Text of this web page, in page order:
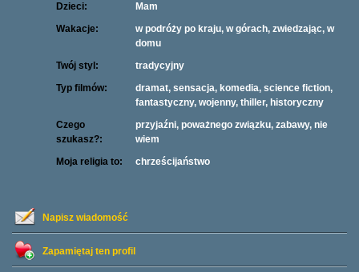
Napisz wiadomość
Zapamiętaj ten profil
Dzieci:
Mam
Wakacje:
w podróży po kraju, w górach, zwiedzając, w
domu
Twój styl:
tradycyjny
Typ filmów:
dramat, sensacja, komedia, science fiction,
fantastyczny, wojenny, thiller, historyczny
Czego
szukasz?:
przyjaźni, poważnego związku, zabawy, nie
wiem
Moja religia to:
chrześcijaństwo